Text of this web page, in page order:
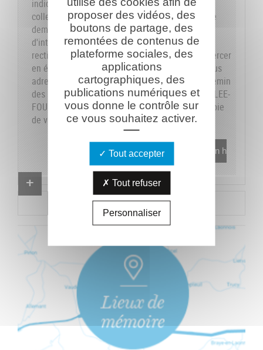
indiquons sur le formulaire les données dont la
collecte est obligatoire pour pouvoir traiter votre
demande. Vous disposez de vos droits
d'interrogation, accès, modification, opposition,
rectification et suppression que vous pouvez exercer
en écrivant au responsable du traitement, en vous
adressant à la Caverne du Dragon-Musée du Chemin
des Dames - RD 18 CD - 02160 OULCHES-LA-VALLEE-
FOULON et en joignant à votre demande une copie
de votre pièce d'identité.En savoir plus
Proposer un combattant
Proposer un document
proposer des vidéos, des
boutons de partage, des
remontées de contenus de
plateforme sociales, des
applications
cartographiques, des
publications numériques et
vous donne le contrôle sur
ce vous souhaitez activer.
Tout accepter
Tout refuser
Personnaliser